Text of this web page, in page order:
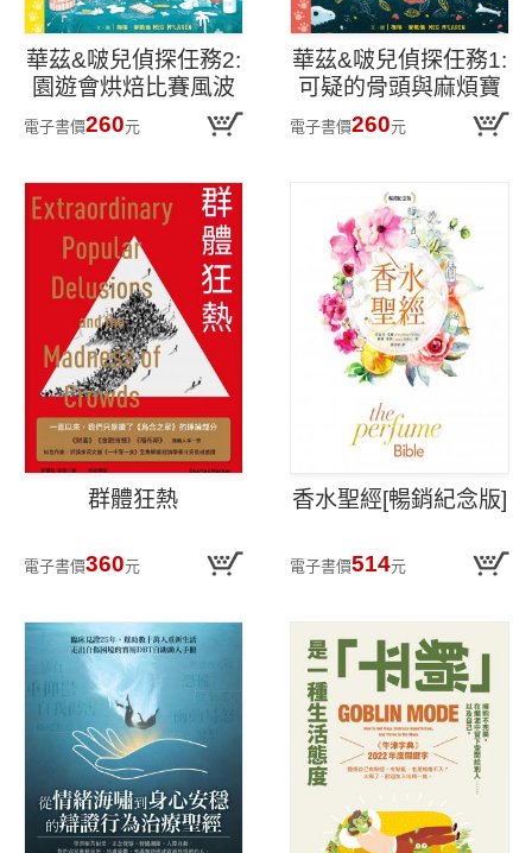
華茲&啵兒偵探任務2:
園遊會烘焙比賽風波
電子書價260元
華茲&啵兒偵探任務1:
可疑的骨頭與麻煩寶
藏
電子書價260元
群體狂熱
電子書價360元
香水聖經[暢銷紀念版]
電子書價514元